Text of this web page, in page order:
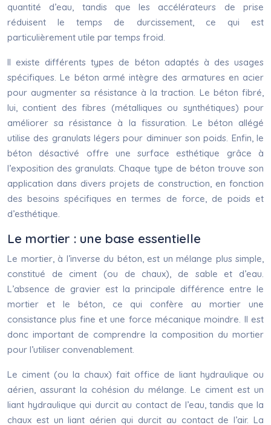
quantité d’eau, tandis que les accélérateurs de prise
réduisent le temps de durcissement, ce qui est
particulièrement utile par temps froid.
Il existe différents types de béton adaptés à des usages
spécifiques. Le béton armé intègre des armatures en acier
pour augmenter sa résistance à la traction. Le béton fibré,
lui, contient des fibres (métalliques ou synthétiques) pour
améliorer sa résistance à la fissuration. Le béton allégé
utilise des granulats légers pour diminuer son poids. Enfin, le
béton désactivé offre une surface esthétique grâce à
l’exposition des granulats. Chaque type de béton trouve son
application dans divers projets de construction, en fonction
des besoins spécifiques en termes de force, de poids et
d’esthétique.
Le mortier : une base essentielle
Le mortier, à l’inverse du béton, est un mélange plus simple,
constitué de ciment (ou de chaux), de sable et d’eau.
L’absence de gravier est la principale différence entre le
mortier et le béton, ce qui confère au mortier une
consistance plus fine et une force mécanique moindre. Il est
donc important de comprendre la composition du mortier
pour l’utiliser convenablement.
Le ciment (ou la chaux) fait office de liant hydraulique ou
aérien, assurant la cohésion du mélange. Le ciment est un
liant hydraulique qui durcit au contact de l’eau, tandis que la
chaux est un liant aérien qui durcit au contact de l’air. La